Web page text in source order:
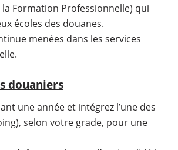
Formation Professionnelle) qui
écoles des douanes.
menées dans les services
douaniers
une année et intégrez l’une des
selon votre grade, pour une